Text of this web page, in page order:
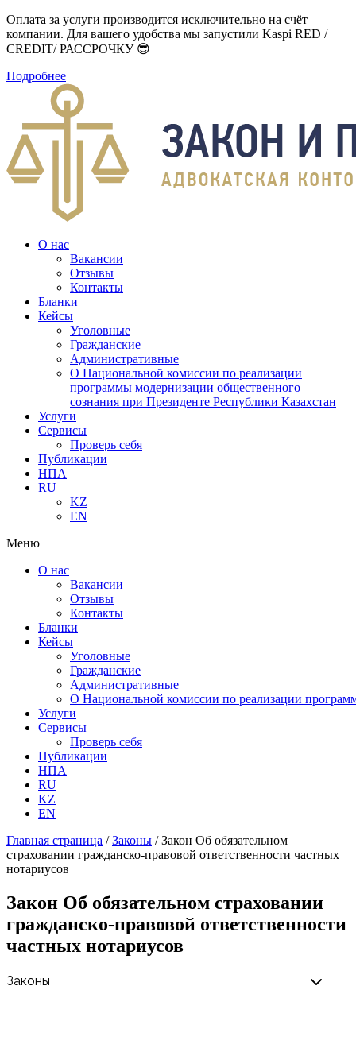
Оплата за услуги производится исключительно на счёт
компании. Для вашего удобства мы запустили Kaspi RED /
CREDIT/ РАССРОЧКУ 😎
Подробнее
О нас
Вакансии
Отзывы
Контакты
Бланки
Кейсы
Уголовные
Гражданские
Административные
О Национальной комиссии по реализации
программы модернизации общественного
сознания при Президенте Республики Казахстан
Услуги
Сервисы
Проверь себя
Публикации
НПА
RU
KZ
EN
Меню
О нас
Вакансии
Отзывы
Контакты
Бланки
Кейсы
Уголовные
Гражданские
Административные
О Национальной комиссии по реализации
Услуги
Сервисы
Проверь себя
Публикации
НПА
RU
KZ
EN
Главная страница /Законы /Закон Об обязательном
страховании гражданско-правовой ответственности частных
нотариусов
Закон Об обязательном страховании
гражданско-правовой ответственности
частных нотариусов